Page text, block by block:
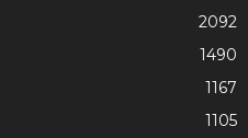
2092
1490
1167
1105